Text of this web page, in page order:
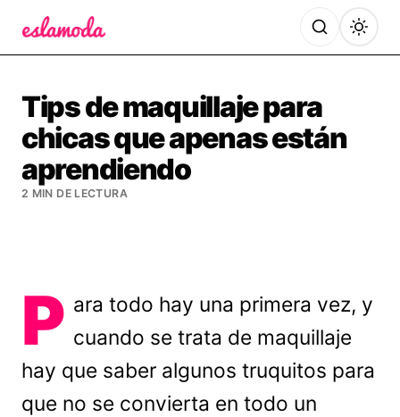
Tips de maquillaje para
chicas que apenas están
aprendiendo
2 MIN DE LECTURA
P ara todo hay una primera vez, y
cuando se trata de maquillaje
hay que saber algunos truquitos para
que no se convierta en todo un